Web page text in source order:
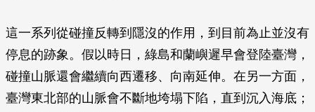
這一系列從碰撞反轉到隱沒的作用，到目前為止並沒有
停息的跡象。假以時日，綠島和蘭嶼遲早會登陸臺灣，
碰撞山脈還會繼續向西遷移、向南延伸。在另一方面，
臺灣東北部的山脈會不斷地垮塌下陷，直到沉入海底；